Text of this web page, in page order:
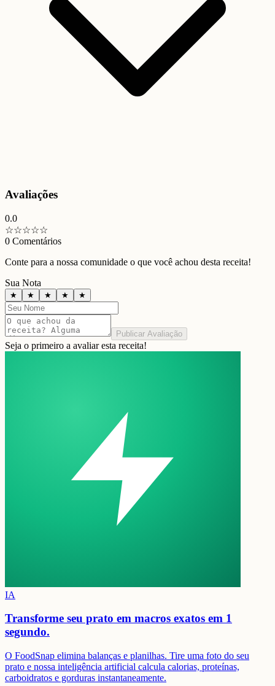
Avaliações
0.0
☆☆☆☆☆
0 Comentários
Conte para a nossa comunidade o que você achou desta receita!
Sua Nota
★ ★ ★ ★ ★
Publicar Avaliação
Seja o primeiro a avaliar esta receita!
IA
Transforme seu prato em macros exatos em 1
segundo.
O FoodSnap elimina balanças e planilhas. Tire uma foto do seu
prato e nossa inteligência artificial calcula calorias, proteínas,
carboidratos e gorduras instantaneamente.